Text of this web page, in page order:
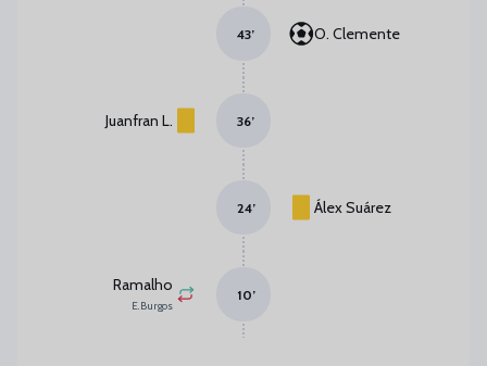
O. Clemente
43’
Juanfran L. 36’
Álex Suárez
24’
Ramalho
E. Burgos
10’